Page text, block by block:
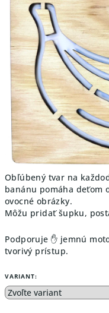
Obľúbený tvar na
banánu pomáha deťom
ovocné obrázky.
Môžu pridať šupku,
Podporuje ✋ jemnú
tvorivý prístup.
VARIANT: